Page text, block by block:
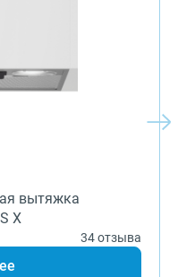
вытяжка
X
34 отзыва